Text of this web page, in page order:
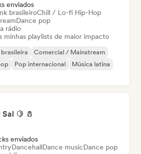
enviados
brasileiroChill / Lo-fi Hip-Hop
Dance pop
rádio
minhas playlists de maior impacto
Comercial / Mainstream
Pop internacional
Música latina
🍋 🧂
enviados
DancehallDance musicDance pop